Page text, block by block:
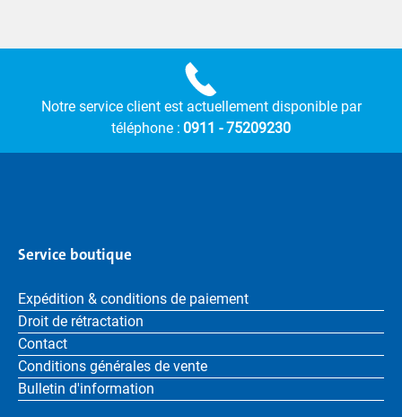
Notre service client est actuellement disponible par
téléphone : 0911 - 75209230
Service boutique
Expédition & conditions de paiement
Droit de rétractation
Contact
Conditions générales de vente
Bulletin d'information